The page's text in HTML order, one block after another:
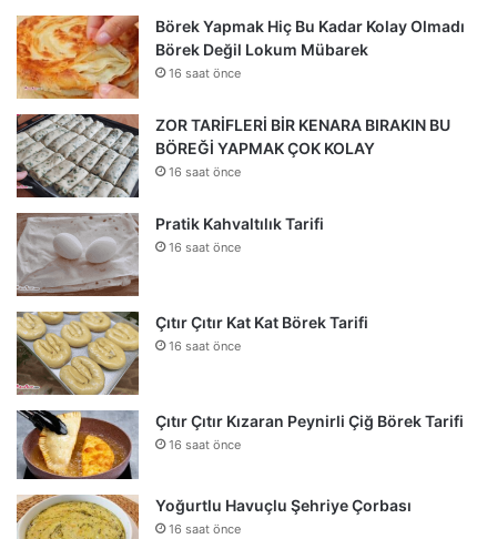
Börek Yapmak Hiç Bu Kadar Kolay Olmadı
Börek Değil Lokum Mübarek
16 saat önce
ZOR TARİFLERİ BİR KENARA BIRAKIN BU
BÖREĞİ YAPMAK ÇOK KOLAY
16 saat önce
Pratik Kahvaltılık Tarifi
16 saat önce
Çıtır Çıtır Kat Kat Börek Tarifi
16 saat önce
Çıtır Çıtır Kızaran Peynirli Çiğ Börek Tarifi
16 saat önce
Yoğurtlu Havuçlu Şehriye Çorbası
16 saat önce